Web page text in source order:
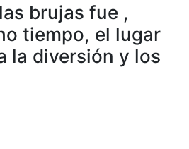
brujas fue ,
tiempo, el lugar
la diversión y los